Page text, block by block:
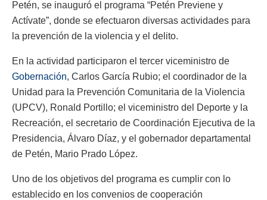
Petén, se inauguró el programa “Petén Previene y
Actívate”, donde se efectuaron diversas actividades para
la prevención de la violencia y el delito.
En la actividad participaron el tercer viceministro de
Gobernación, Carlos García Rubio; el coordinador de la
Unidad para la Prevención Comunitaria de la Violencia
(UPCV), Ronald Portillo; el viceministro del Deporte y la
Recreación, el secretario de Coordinación Ejecutiva de la
Presidencia, Álvaro Díaz, y el gobernador departamental
de Petén, Mario Prado López.
Uno de los objetivos del programa es cumplir con lo
establecido en los convenios de cooperación